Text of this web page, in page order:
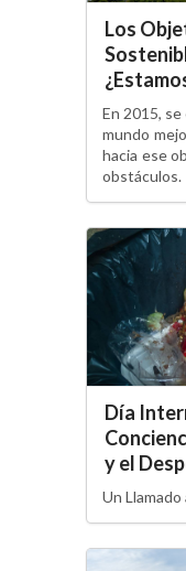
Los
En 2015,
mundo
hacia ese
obstáculos.
Día
y el
Un Llamado